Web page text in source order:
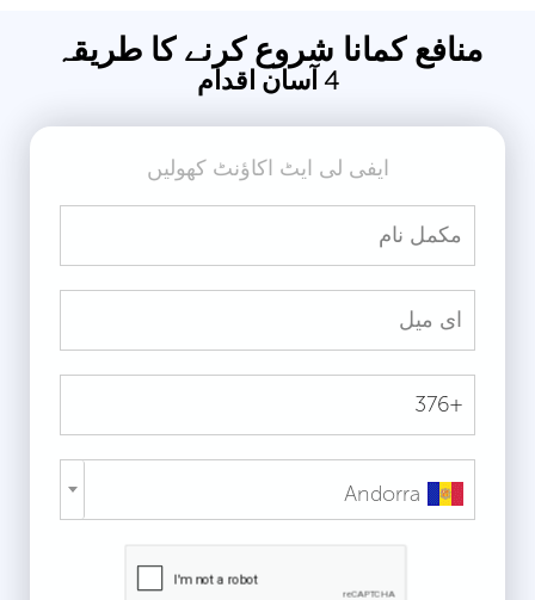
منافع کمانا شروع کرنے کا طریقہ
4 آسان اقدام
ایفی لی ایٹ اکاؤنٹ کھولیں
Andorra